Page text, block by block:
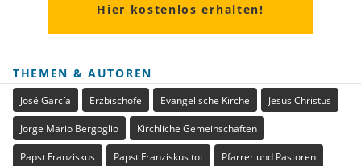
Hier kostenlos erhalten!
THEMEN & AUTOREN
José García Erzbischöfe Evangelische Kirche Jesus Christus
Jorge Mario Bergoglio Kirchliche Gemeinschaften
Papst Franziskus Papst Franziskus tot Pfarrer und Pastoren